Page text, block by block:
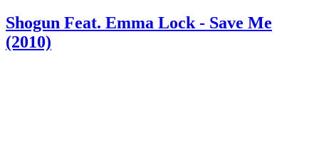
Shogun Feat. Emma Lock - Save Me
(2010)